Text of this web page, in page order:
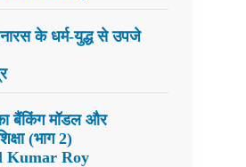
के धर्म-युद्ध से उपजे
बैंकिंग मॉडल और
(भाग 2)
Kumar Roy